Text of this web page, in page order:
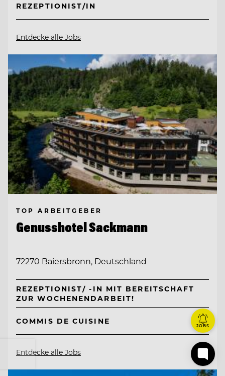
REZEPTIONIST/IN
Entdecke alle Jobs
TOP ARBEITGEBER
Genusshotel Sackmann
72270 Baiersbronn, Deutschland
REZEPTIONIST/ -IN MIT BEREITSCHAFT
ZUR WOCHENENDARBEIT!
COMMIS DE CUISINE
Entdecke alle Jobs
JOBS